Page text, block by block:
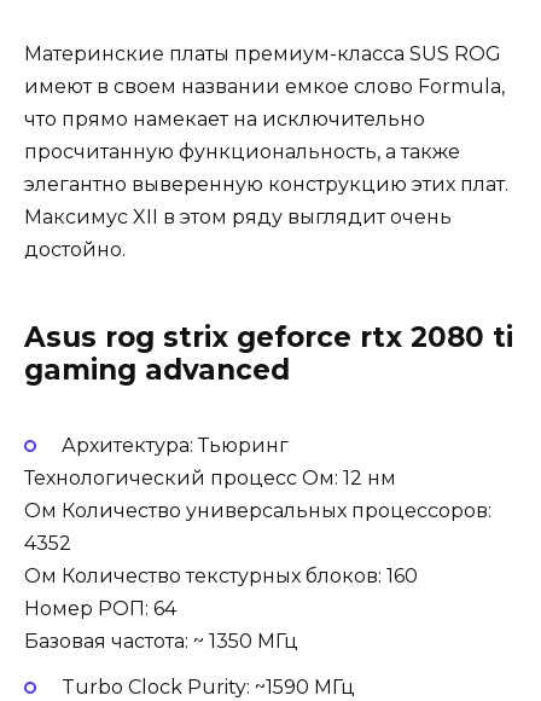
Материнские платы премиум-класса SUS ROG
имеют в своем названии емкое слово Formula,
что прямо намекает на исключительно
просчитанную функциональность, а также
элегантно выверенную конструкцию этих плат.
Максимус XII в этом ряду выглядит очень
достойно.
Asus rog strix geforce rtx 2080 ti
gaming advanced
Архитектура: Тьюринг
Технологический процесс Ом: 12 нм
Ом Количество универсальных процессоров:
4352
Ом Количество текстурных блоков: 160
Номер РОП: 64
Базовая частота: ~ 1350 МГц
Turbo Clock Purity: ~1590 МГц